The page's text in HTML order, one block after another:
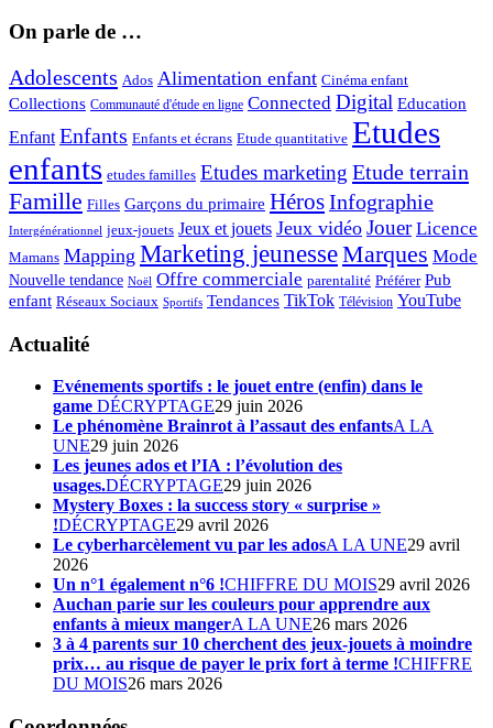
On parle de …
Adolescents Ados Alimentation enfant Cinéma enfant
Collections Communauté d'étude en ligne Connected Digital Education
Enfant Enfants Enfants et écrans Etude quantitative Etudes
enfants etudes familles Etudes marketing Etude terrain
Famille Filles Garçons du primaire HérosInfographie
Intergénérationnel jeux-jouets Jeux et jouets Jeux vidéo Jouer Licence
Mamans Mapping Marketing jeunesseMarques Mode
Nouvelle tendance Noël Offre commerciale parentalité Préférer Pub
enfant Réseaux Sociaux Sportifs Tendances TikTok Télévision YouTube
Actualité
Evénements sportifs : le jouet entre (enfin) dans le
game DÉCRYPTAGE29 juin 2026
Le phénomène Brainrot à l’assaut des enfantsA LA
UNE29 juin 2026
Les jeunes ados et l’IA : l’évolution des
usages.DÉCRYPTAGE29 juin 2026
Mystery Boxes : la success story « surprise »
!DÉCRYPTAGE29 avril 2026
Le cyberharcèlement vu par les adosA LA UNE29 avril
2026
Un n°1 également n°6 !CHIFFRE DU MOIS29 avril 2026
Auchan parie sur les couleurs pour apprendre aux
enfants à mieux mangerA LA UNE26 mars 2026
3 à 4 parents sur 10 cherchent des jeux-jouets à moindre
prix… au risque de payer le prix fort à terme !CHIFFRE
DU MOIS26 mars 2026